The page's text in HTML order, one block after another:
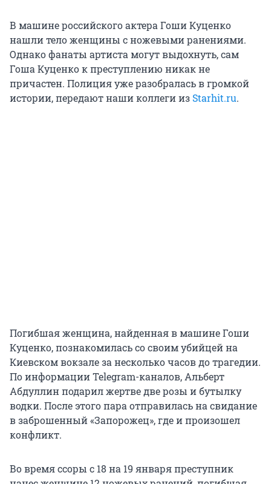
В машине российского актера Гоши Куценко
нашли тело женщины с ножевыми ранениями.
Однако фанаты артиста могут выдохнуть, сам
Гоша Куценко к преступлению никак не
причастен. Полиция уже разобралась в громкой
истории, передают наши коллеги из Starhit.ru.
Погибшая женщина, найденная в машине Гоши
Куценко, познакомилась со своим убийцей на
Киевском вокзале за несколько часов до трагедии.
По информации Telegram-каналов, Альберт
Абдуллин подарил жертве две розы и бутылку
водки. После этого пара отправилась на свидание
в заброшенный «Запорожец», где и произошел
конфликт.
Во время ссоры с 18 на 19 января преступник